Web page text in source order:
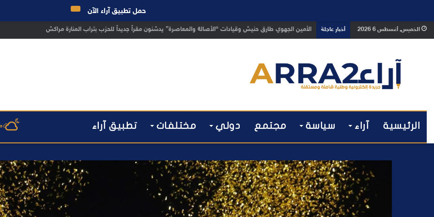
الخميس, أغسطس 6 2026 أخبار عاجلة بعد تداول فيديو يوثق العملية.. أمن مراكش يطيح بقاصر مشتبه في تورطه في سرقة مسلحة..
الرئيسية آراء سياسة مجتمع دولي مختلفات تطبيق آراء
حمل تطبيق آراء الآن